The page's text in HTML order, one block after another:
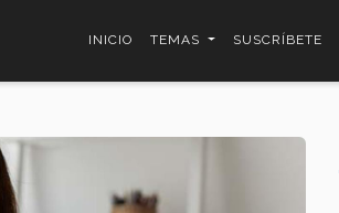
INICIO TEMAS SUSCRÍBETE